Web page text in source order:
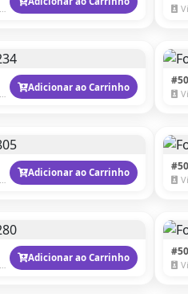
Adicionar ao Carrinho
Adicionar ao Carrinho
Adicionar ao Carrinho